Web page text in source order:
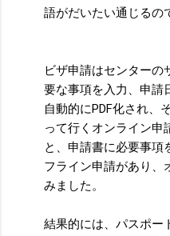
語がだいたい通じるの
ビザ申請はセンターの
要な事項を入力、申請
自動的にPDF化され、
って行くオンライン申
と、申請書に必要事項
フライン申請があり、
みました。
結果的には、パスポー